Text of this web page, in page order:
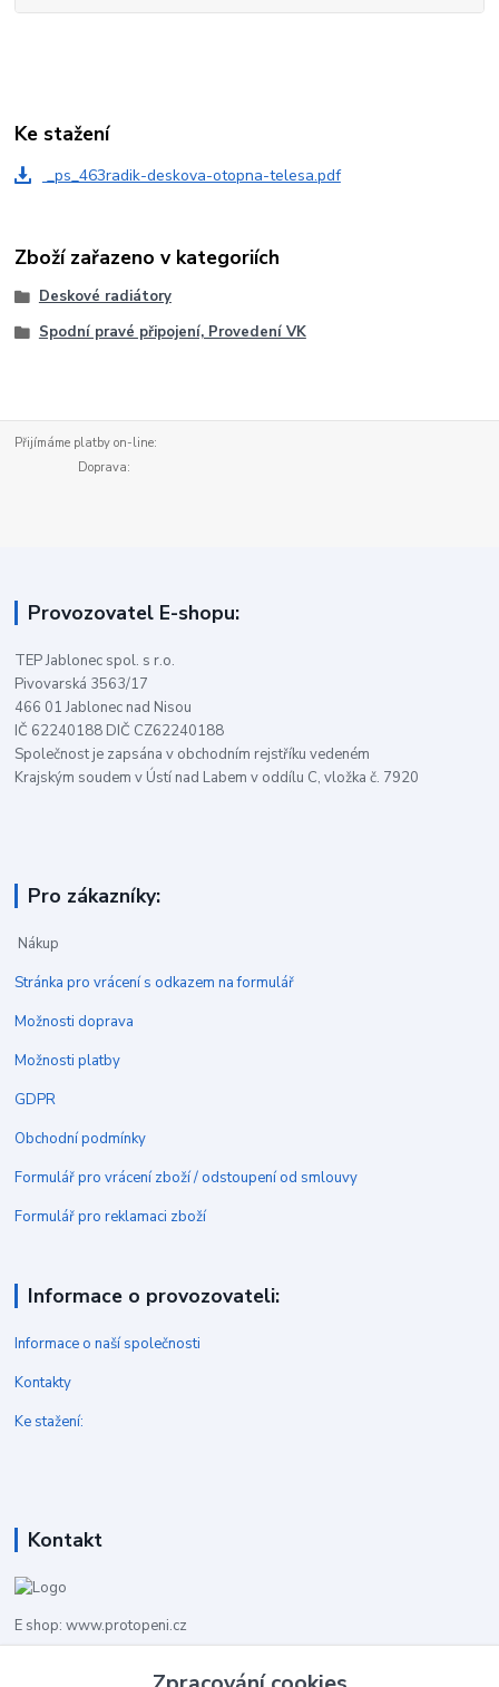
Ke stažení
_ps_463radik-deskova-otopna-telesa.pdf
Zboží zařazeno v kategoriích
Deskové radiátory
Spodní pravé připojení, Provedení VK
Přijímáme platby on-line:
Doprava:
Provozovatel E-shopu:
TEP Jablonec spol. s r.o.
Pivovarská 3563/17
466 01 Jablonec nad Nisou
IČ 62240188 DIČ CZ62240188
Společnost je zapsána v obchodním rejstříku vedeném
Krajským soudem v Ústí nad Labem v oddílu C, vložka č. 7920
Pro zákazníky:
Nákup
Stránka pro vrácení s odkazem na formulář
Možnosti doprava
Možnosti platby
GDPR
Obchodní podmínky
Formulář pro vrácení zboží / odstoupení od smlouvy
Formulář pro reklamaci zboží
Informace o provozovateli:
Informace o naší společnosti
Kontakty
Ke stažení:
Kontakt
E shop: www.protopeni.cz